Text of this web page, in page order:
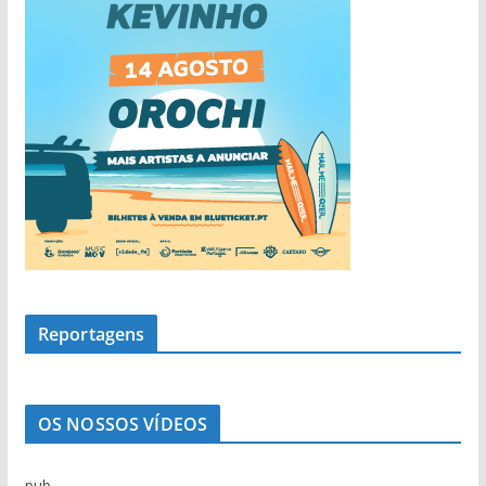
Reportagens
OS NOSSOS VÍDEOS